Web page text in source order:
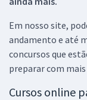
Em nosso site,
andamento e até
concursos que
preparar com
Cursos online